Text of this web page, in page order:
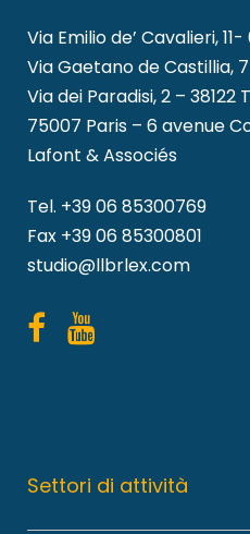
Via Emilio de’ Cavalieri,
Via Gaetano de Castillia,
Via dei Paradisi, 2 – 38122
75007 Paris – 6 avenue
Lafont & Associés
Tel. +39 06 85300769
Fax +39 06 85300801
studio@llbrlex.com
Settori di attività